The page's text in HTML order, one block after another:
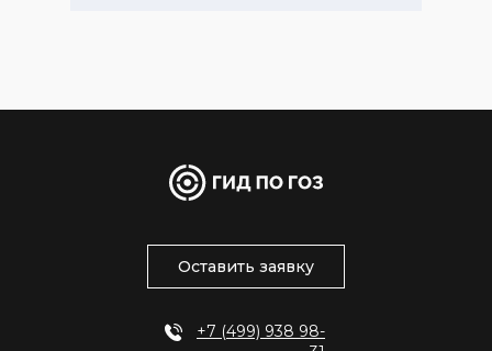
Оставить заявку
+7 (499) 938 98-